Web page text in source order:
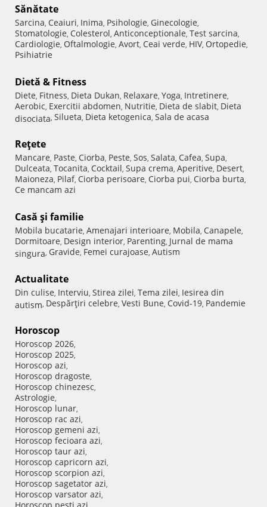
Sănătate
Sarcina, Ceaiuri, Inima, Psihologie, Ginecologie,
Stomatologie, Colesterol, Anticonceptionale, Test sarcina,
Cardiologie, Oftalmologie, Avort, Ceai verde, HIV, Ortopedie,
Psihiatrie
Dietă & Fitness
Diete, Fitness, Dieta Dukan, Relaxare, Yoga, Intretinere,
Aerobic, Exercitii abdomen, Nutritie, Dieta de slabit, Dieta
disociata, Silueta, Dieta ketogenica, Sala de acasa
Reţete
Mancare, Paste, Ciorba, Peste, Sos, Salata, Cafea, Supa,
Dulceata, Tocanita, Cocktail, Supa crema, Aperitive, Desert,
Maioneza, Pilaf, Ciorba perisoare, Ciorba pui, Ciorba burta,
Ce mancam azi
Casă şi familie
Mobila bucatarie, Amenajari interioare, Mobila, Canapele,
Dormitoare, Design interior, Parenting, Jurnal de mama
singura, Gravide, Femei curajoase, Autism
Actualitate
Din culise, Interviu, Stirea zilei, Tema zilei, Iesirea din
autism, Despărţiri celebre, Vesti Bune, Covid-19, Pandemie
Horoscop
Horoscop 2026,
Horoscop 2025,
Horoscop azi,
Horoscop dragoste,
Horoscop chinezesc,
Astrologie,
Horoscop lunar,
Horoscop rac azi,
Horoscop gemeni azi,
Horoscop fecioara azi,
Horoscop taur azi,
Horoscop capricorn azi,
Horoscop scorpion azi,
Horoscop sagetator azi,
Horoscop varsator azi,